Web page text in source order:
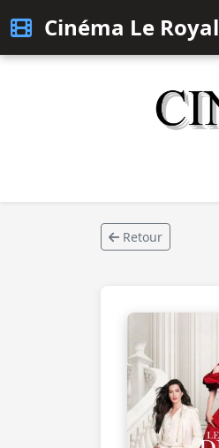
Cinéma Le Royal
Retour